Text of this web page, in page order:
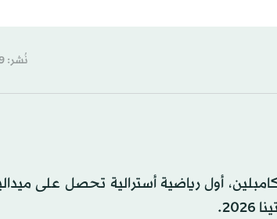
نُشر: 10:59-2 أكتوبر 2024 م ـ 29 ربيع الأول 1446 هـ
كامبلين، أول رياضية أسترالية تحصل على